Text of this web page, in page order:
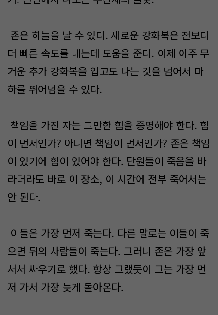
존은 하늘을 날 수 있다. 새로운 강화복은 전보다
더 빠른 속도를 내는데 도움을 준다. 이제 아주 무
거운 추가 강화복을 입고도 나는 것을 넘어서 마
하를 뛰어넘을 수 있다.
책임을 가진 자는 그만한 힘을 증명해야 한다. 힘
이 먼저인가? 아니면 책임이 먼저인가? 존은 책임
이 있기에 힘이 있어야 한다. 단원들이 죽음을 바
라더라도 바로 이 장소, 이 시간에 전부 죽어서는
안 된다.
이들은 가장 먼저 죽는다. 다른 말로는 이들이 죽
으면 뒤의 사람들이 죽는다. 그러니 존은 가장 앞
서서 싸우기로 했다. 항상 그랬듯이 그는 가장 먼
저 가서 가장 늦게 돌아온다.